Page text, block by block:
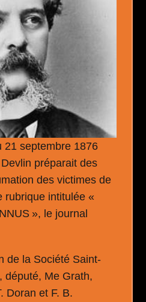
21 septembre 1876
préparait des
des victimes de
rubrique intitulée «
», le journal
de la Société Saint-
député, Me Grath,
Doran et F. B.